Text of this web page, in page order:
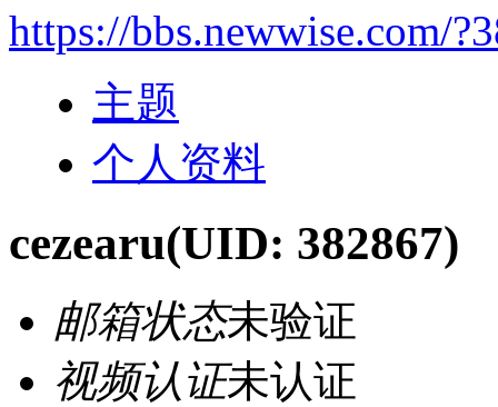
https://bbs.newwise.com/
主题
个人资料
cezearu(UID: 382867)
邮箱状态未验证
视频认证未认证